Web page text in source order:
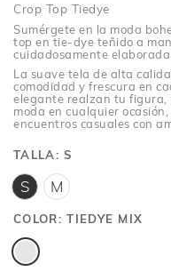
Crop Top Tiedye
Sumérgete en la moda
top en tie-dye teñido a
cuidadosamente
La suave tela de alta
comodidad y frescura en
elegante realzan tu
moda en cualquier
encuentros casuales con
TALLA:S
S M
COLOR:TIEDYE MIX